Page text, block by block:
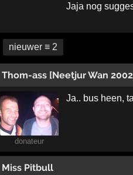
Jaja nog
nieuwer ≡ 2
Thom-ass [Neetjur Wan
donateur
Ja.. bus heen,
Miss Pitbull